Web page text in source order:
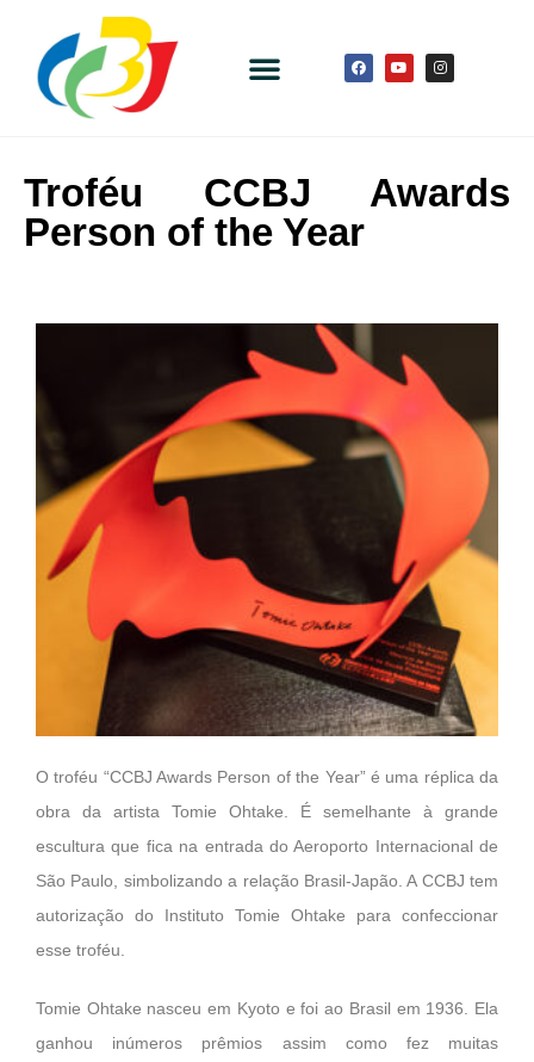
Troféu CCBJ Awards
Person of the Year
O troféu “CCBJ Awards Person of the Year” é uma réplica da
obra da artista Tomie Ohtake. É semelhante à grande
escultura que fica na entrada do Aeroporto Internacional de
São Paulo, simbolizando a relação Brasil-Japão. A CCBJ tem
autorização do Instituto Tomie Ohtake para confeccionar
esse troféu.
Tomie Ohtake nasceu em Kyoto e foi ao Brasil em 1936. Ela
ganhou inúmeros prêmios assim como fez muitas